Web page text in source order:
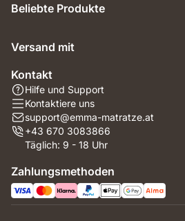
Beliebte Produkte
Versand mit
Kontakt
Hilfe und Support
Kontaktiere uns
support@emma-matratze.at
+43 670 3083866
Täglich: 9 - 18 Uhr
Zahlungsmethoden